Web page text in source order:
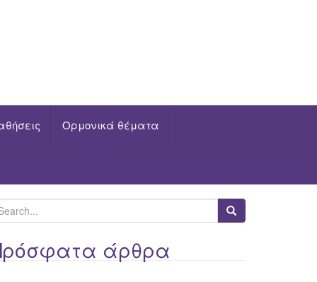
Ορμονικά θέματα
άρθρα